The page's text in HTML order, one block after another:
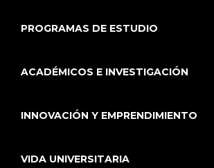
PROGRAMAS DE ESTUDIO
ACADÉMICOS E INVESTIGACIÓN
INNOVACIÓN Y EMPRENDIMIENTO
VIDA UNIVERSITARIA